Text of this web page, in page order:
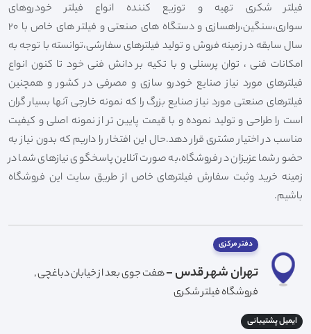
فیلتر شکری تهیه و توزیع کننده انواع فیلتر خودروهای
سواری،سنگین،راهسازی و دستگاه های صنعتی و فیلتر های خاص با 20
سال سابقه در زمینه فروش و تولید فیلترهای سفارشی،توانسته با توجه به
امکانات فنی ، توان پرسنلی و با تکیه بر دانش فنی خود تا کنون انواع
فیلترهای مورد نیاز صنایع خودرو سازی و مصرفی در کشور و همچنین
فیلترهای صنعتی مورد نیاز صنایع بزرگ را که نمونه خارجی آنها بسیار گران
است را طراحی و تولید نموده و با قیمت پایین تر از نمونه اصلی و کیفیت
مناسب در اختیار مشتری قرار دهد.حال این افتخار را داریم که بدون نیاز به
حضور شما عزیزان در فروشگاه،به صورت آنلاین پاسخگوی نیازهای شما در
زمینه خرید وثبت سفارش فیلترهای خاص از طریق سایت این فروشگاه
باشیم.
دفتر مرکزی
تهران شهر قدس -هفت جوی بعد از خیابان دباغچی ,
فروشگاه فیلتر شکری
ایمیل پشتیبانی